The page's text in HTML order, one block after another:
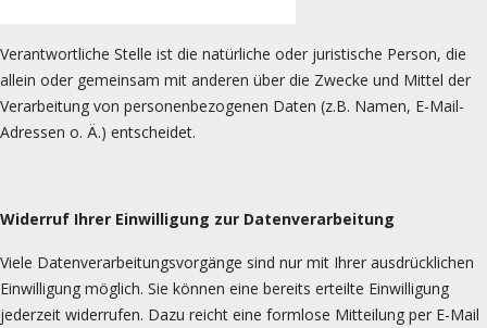
Verantwortliche Stelle ist die natürliche oder juristische Person, die
allein oder gemeinsam mit anderen über die Zwecke und Mittel der
Verarbeitung von personenbezogenen Daten (z.B. Namen, E-Mail-
Adressen o. Ä.) entscheidet.
Widerruf Ihrer Einwilligung zur Datenverarbeitung
Viele Datenverarbeitungsvorgänge sind nur mit Ihrer ausdrücklichen
Einwilligung möglich. Sie können eine bereits erteilte Einwilligung
jederzeit widerrufen. Dazu reicht eine formlose Mitteilung per E-Mail